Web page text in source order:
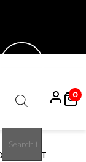
search
0
JACKET